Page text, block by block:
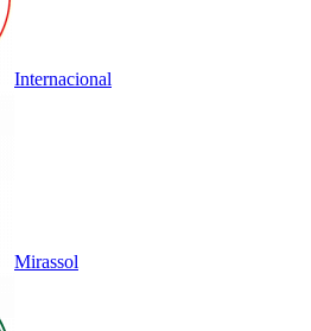
Internacional
Mirassol